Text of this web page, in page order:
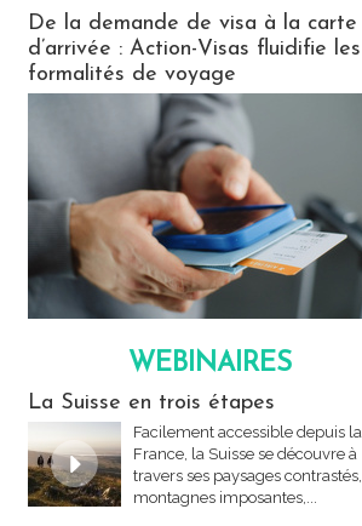
De la demande de visa à la carte
d’arrivée : Action-Visas fluidifie les
formalités de voyage
WEBINAIRES
La Suisse en trois étapes
Facilement accessible depuis la
France, la Suisse se découvre à
travers ses paysages contrastés,
montagnes imposantes,...